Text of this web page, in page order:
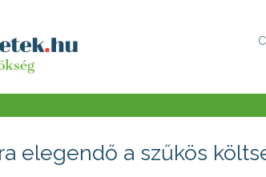
elegendő a szűkös